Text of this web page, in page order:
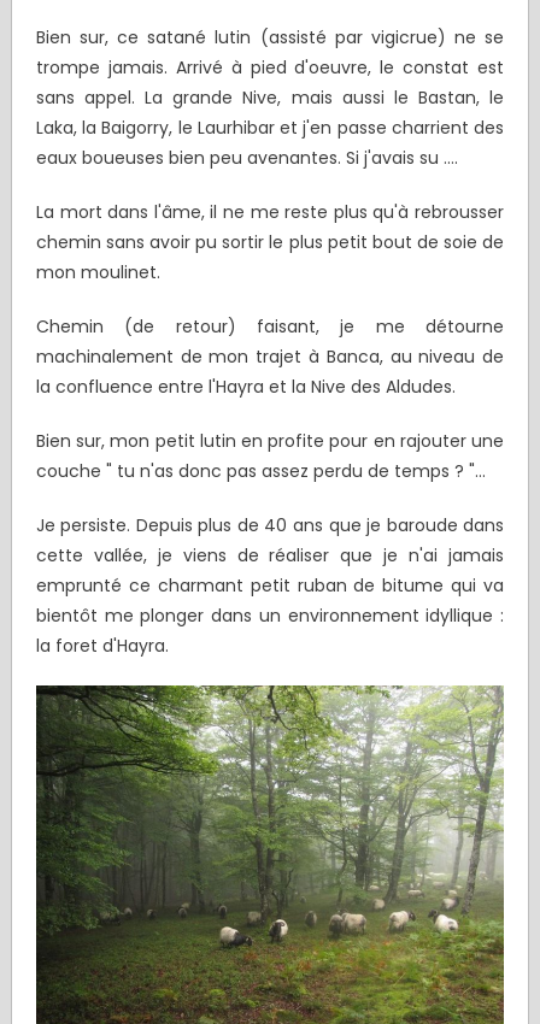
Bien sur, ce satané lutin (assisté par vigicrue) ne se
trompe jamais. Arrivé à pied d'oeuvre, le constat est
sans appel. La grande Nive, mais aussi le Bastan, le
Laka, la Baigorry, le Laurhibar et j'en passe charrient des
eaux boueuses bien peu avenantes. Si j'avais su ….
La mort dans l'âme, il ne me reste plus qu'à rebrousser
chemin sans avoir pu sortir le plus petit bout de soie de
mon moulinet.
Chemin (de retour) faisant, je me détourne
machinalement de mon trajet à Banca, au niveau de
la confluence entre l'Hayra et la Nive des Aldudes.
Bien sur, mon petit lutin en profite pour en rajouter une
couche " tu n'as donc pas assez perdu de temps ? "...
Je persiste. Depuis plus de 40 ans que je baroude dans
cette vallée, je viens de réaliser que je n'ai jamais
emprunté ce charmant petit ruban de bitume qui va
bientôt me plonger dans un environnement idyllique :
la foret d'Hayra.